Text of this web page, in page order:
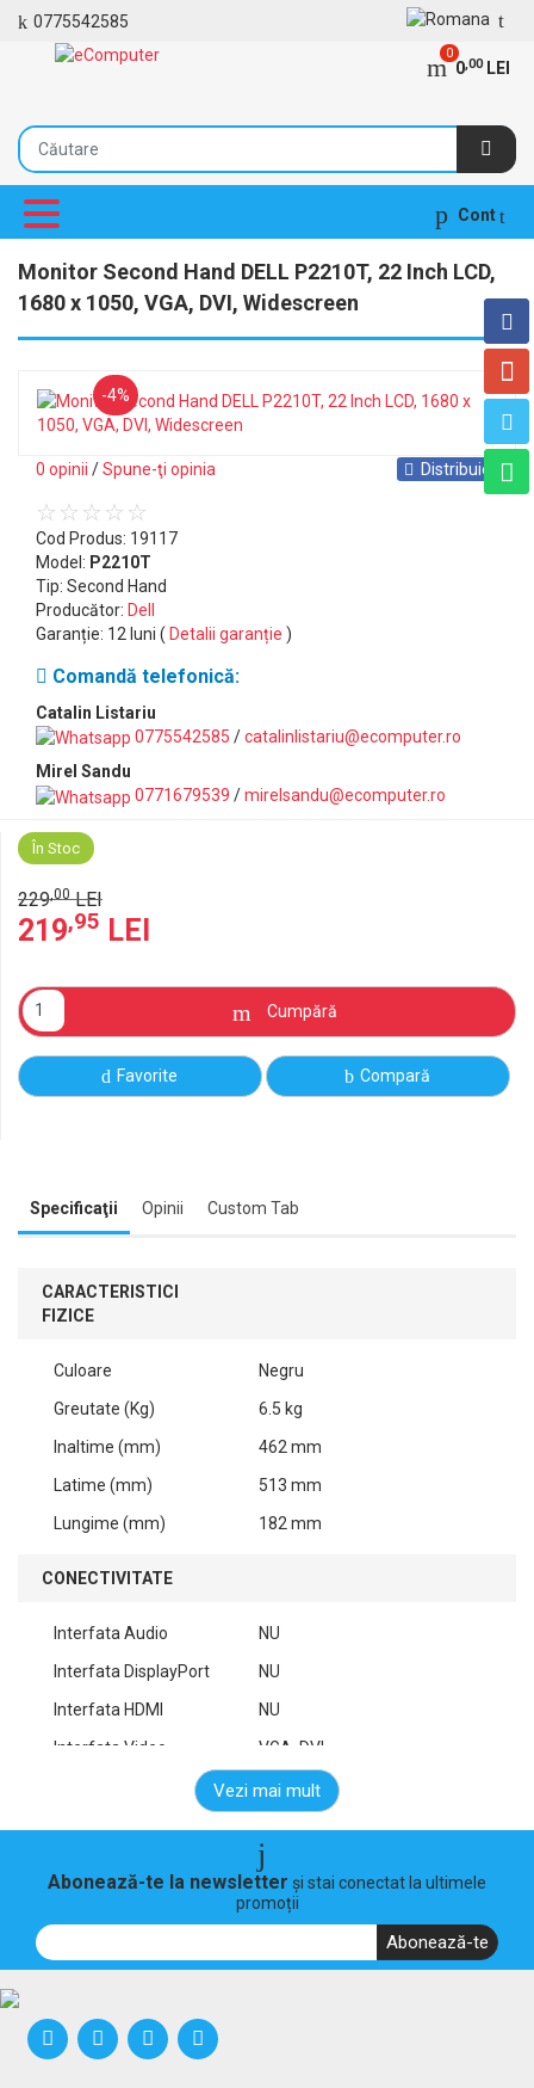
0775542585
0
0,00LEI
Cont
Monitor Second Hand DELL P2210T, 22 Inch LCD,
1680 x 1050, VGA, DVI, Widescreen
-4%
Distribuie
0 opinii /Spune-ţi opinia
Cod Produs: 19117
Model: P2210T
Tip: Second Hand
Producător: Dell
Garanție: 12 luni ( Detalii garanție )
Comandă telefonică:
Catalin Listariu
0775542585 /catalinlistariu@ecomputer.ro
Mirel Sandu
0771679539 /mirelsandu@ecomputer.ro
În Stoc
229 ,00LEI
219,95 LEI
Cumpără
Favorite Compară
Specificaţii Opinii Custom Tab
CARACTERISTICI
FIZICE
Culoare
Negru
Greutate (Kg)
6.5 kg
Inaltime (mm)
462 mm
Latime (mm)
513 mm
Lungime (mm)
182 mm
CONECTIVITATE
Interfata Audio
NU
Interfata DisplayPort
NU
Interfata HDMI
NU
Interfata Video
VGA, DVI
NU
Putere Consumata
(W)
Vezi mai mult
Abonează-te la newsletter și stai conectat la ultimele
promoții
Abonează-te